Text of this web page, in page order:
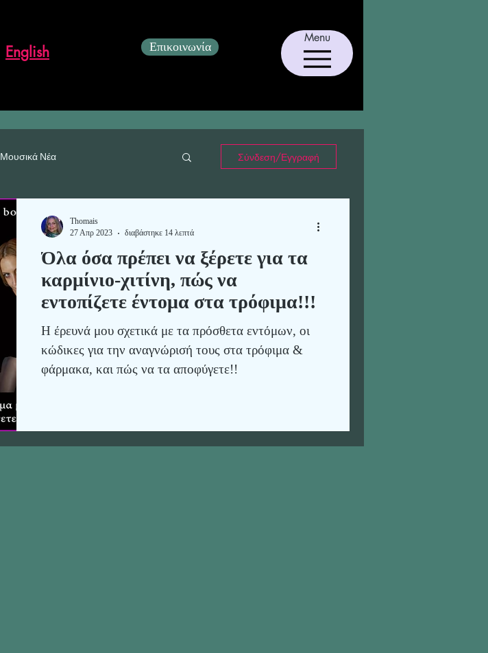
English Επικοινωνία
Menu
Μουσικά Νέα Σύνδεση/Εγγραφή
Όλα όσα πρέπει να ξέρετε για τα
καρμίνιο-χιτίνη, πώς να
εντοπίζετε έντομα στα τρόφιμα!!!
Η έρευνά μου σχετικά με τα πρόσθετα εντόμων, οι
κώδικες για την αναγνώρισή τους στα τρόφιμα &
φάρμακα, και πώς να τα αποφύγετε!!
Thomais
27 Απρ 2023
διαβάστηκε 14 λεπτά